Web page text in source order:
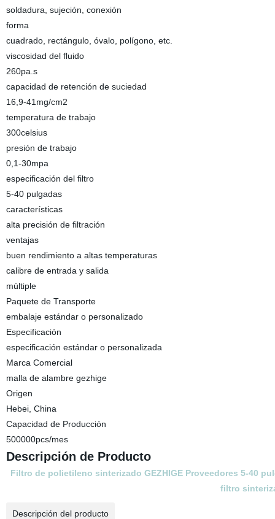
soldadura, sujeción, conexión
forma
cuadrado, rectángulo, óvalo, polígono, etc.
viscosidad del fluido
260pa.s
capacidad de retención de suciedad
16,9-41mg/cm2
temperatura de trabajo
300celsius
presión de trabajo
0,1-30mpa
especificación del filtro
5-40 pulgadas
características
alta precisión de filtración
ventajas
buen rendimiento a altas temperaturas
calibre de entrada y salida
múltiple
Paquete de Transporte
embalaje estándar o personalizado
Especificación
especificación estándar o personalizada
Marca Comercial
malla de alambre gezhige
Origen
Hebei, China
Capacidad de Producción
500000pcs/mes
Descripción de Producto
Filtro de polietileno sinterizado GEZHIGE Proveedores 5-40
filtro
Descripción del producto